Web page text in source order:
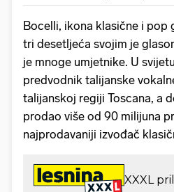
Bocelli, ikona klasične i pop
tri desetljeća svojim je
je mnoge umjetnike. U
predvodnik talijanske
talijanskoj regiji Toscana, a
prodao više od 90 milijuna
najprodavaniji izvođač